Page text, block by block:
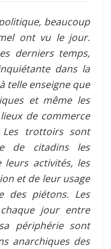
beaucoup
ont vu le jour.
derniers temps,
dans la
telle enseigne que
et même les
de commerce
trottoirs sont
de citadins les
leurs activités, les
et de leur usage
des piétons. Les
jour entre
périphérie sont
anarchiques des